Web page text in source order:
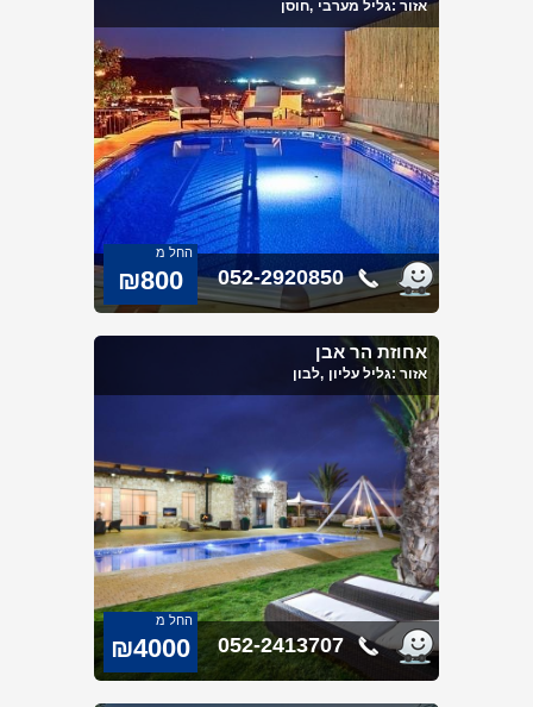
החל מ
₪800 052-2920850
אזור :גליל מערבי ,חוסן
החל מ
₪4000 052-2413707
אחוזת הר אבן
אזור :גליל עליון ,לבון